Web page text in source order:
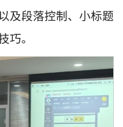
及段落控制、小标题
巧。